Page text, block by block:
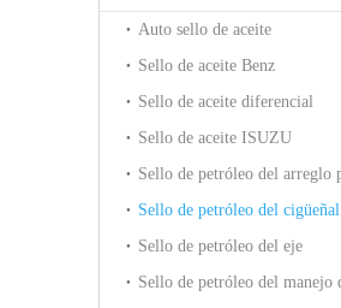
Auto sello de aceite
Sello de aceite Benz
Sello de aceite diferencial
Sello de aceite ISUZU
Sello de petróleo del cigüeñal
Sello de petróleo del eje